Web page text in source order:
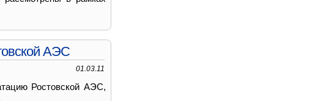
АЭС
01.03.11
Ростовской АЭС,